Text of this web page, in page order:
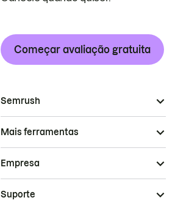
Começar avaliação gratuita
Semrush
Mais ferramentas
Empresa
Suporte